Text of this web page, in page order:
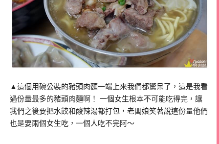
▲這個用碗公裝的豬頭肉麵一端上來我們都驚呆了，這是我看
過份量最多的豬頭肉麵啊！ 一個女生根本不可能吃得完，讓
我們之後要把水餃和酸辣湯都打包，老闆娘笑著說這份量他們
也是要兩個女生吃，一個人吃不完阿～